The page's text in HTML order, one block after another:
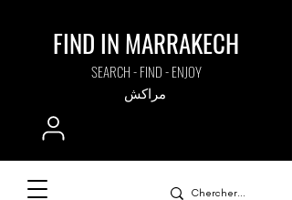
FIND IN MARRAKECH
SEARCH - FIND - ENJOY
مراكش